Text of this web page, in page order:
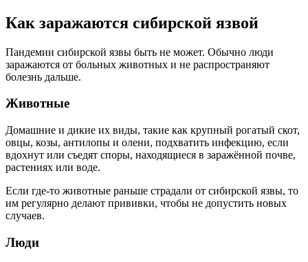
Как заражаются сибирской язвой
Пандемии сибирской язвы быть не может. Обычно люди
заражаются от больных животных и не распространяют
болезнь дальше.
Животные
Домашние и дикие их виды, такие как крупный рогатый скот,
овцы, козы, антилопы и олени, подхватить инфекцию, если
вдохнут или съедят споры, находящиеся в заражённой почве,
растениях или воде.
Если где‑то животные раньше страдали от сибирской язвы, то
им регулярно делают прививки, чтобы не допустить новых
случаев.
Люди